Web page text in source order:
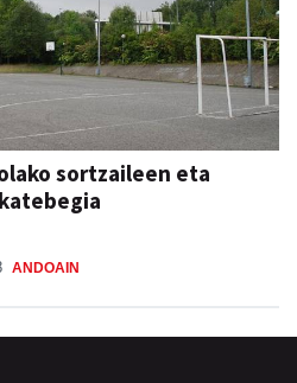
sortzaileen eta
ANDOAIN